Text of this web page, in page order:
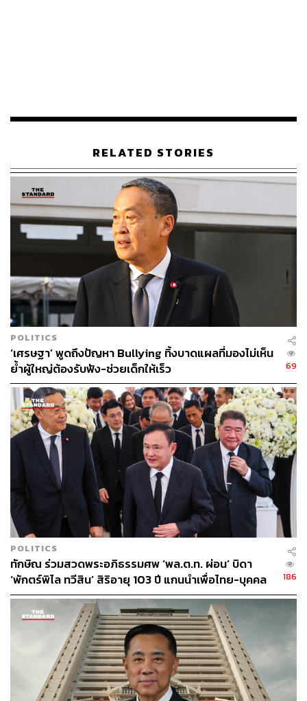
กองบรรณาธิการ THE STANDARD
ABOUT THE PHOTOGRAPHER
ศวิตา พูลเสถียร
ช่างภาพข่าว ประจำสำนักข่าว THE
STANDARD
RELATED STORIES
POLITICS
‘เศรษฐา’ พูดถึงปัญหา Bullying ทิ้งบาดแผลที่มองไม่เห็น
ย้ำผู้ใหญ่ต้องรับฟัง-ช่วยเด็กให้เร็ว
69
POLITICS
ทักษิณ ร่วมสวดพระอภิธรรมศพ ‘พล.ต.ท. ผ่อน’ บิดา
‘พักตร์พิไล ทวีสิน’ สิริอายุ 103 ปี แกนนำเพื่อไทย-บุคคล
หลากวงการร่วมอาลัย
186